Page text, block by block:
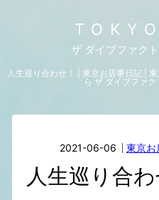
ザ ダイブファク
人生巡り合わせ！ | 東京お店番日記 |
ら ザ ダイブファ
2021-06-06 東京お
人生巡り合わ